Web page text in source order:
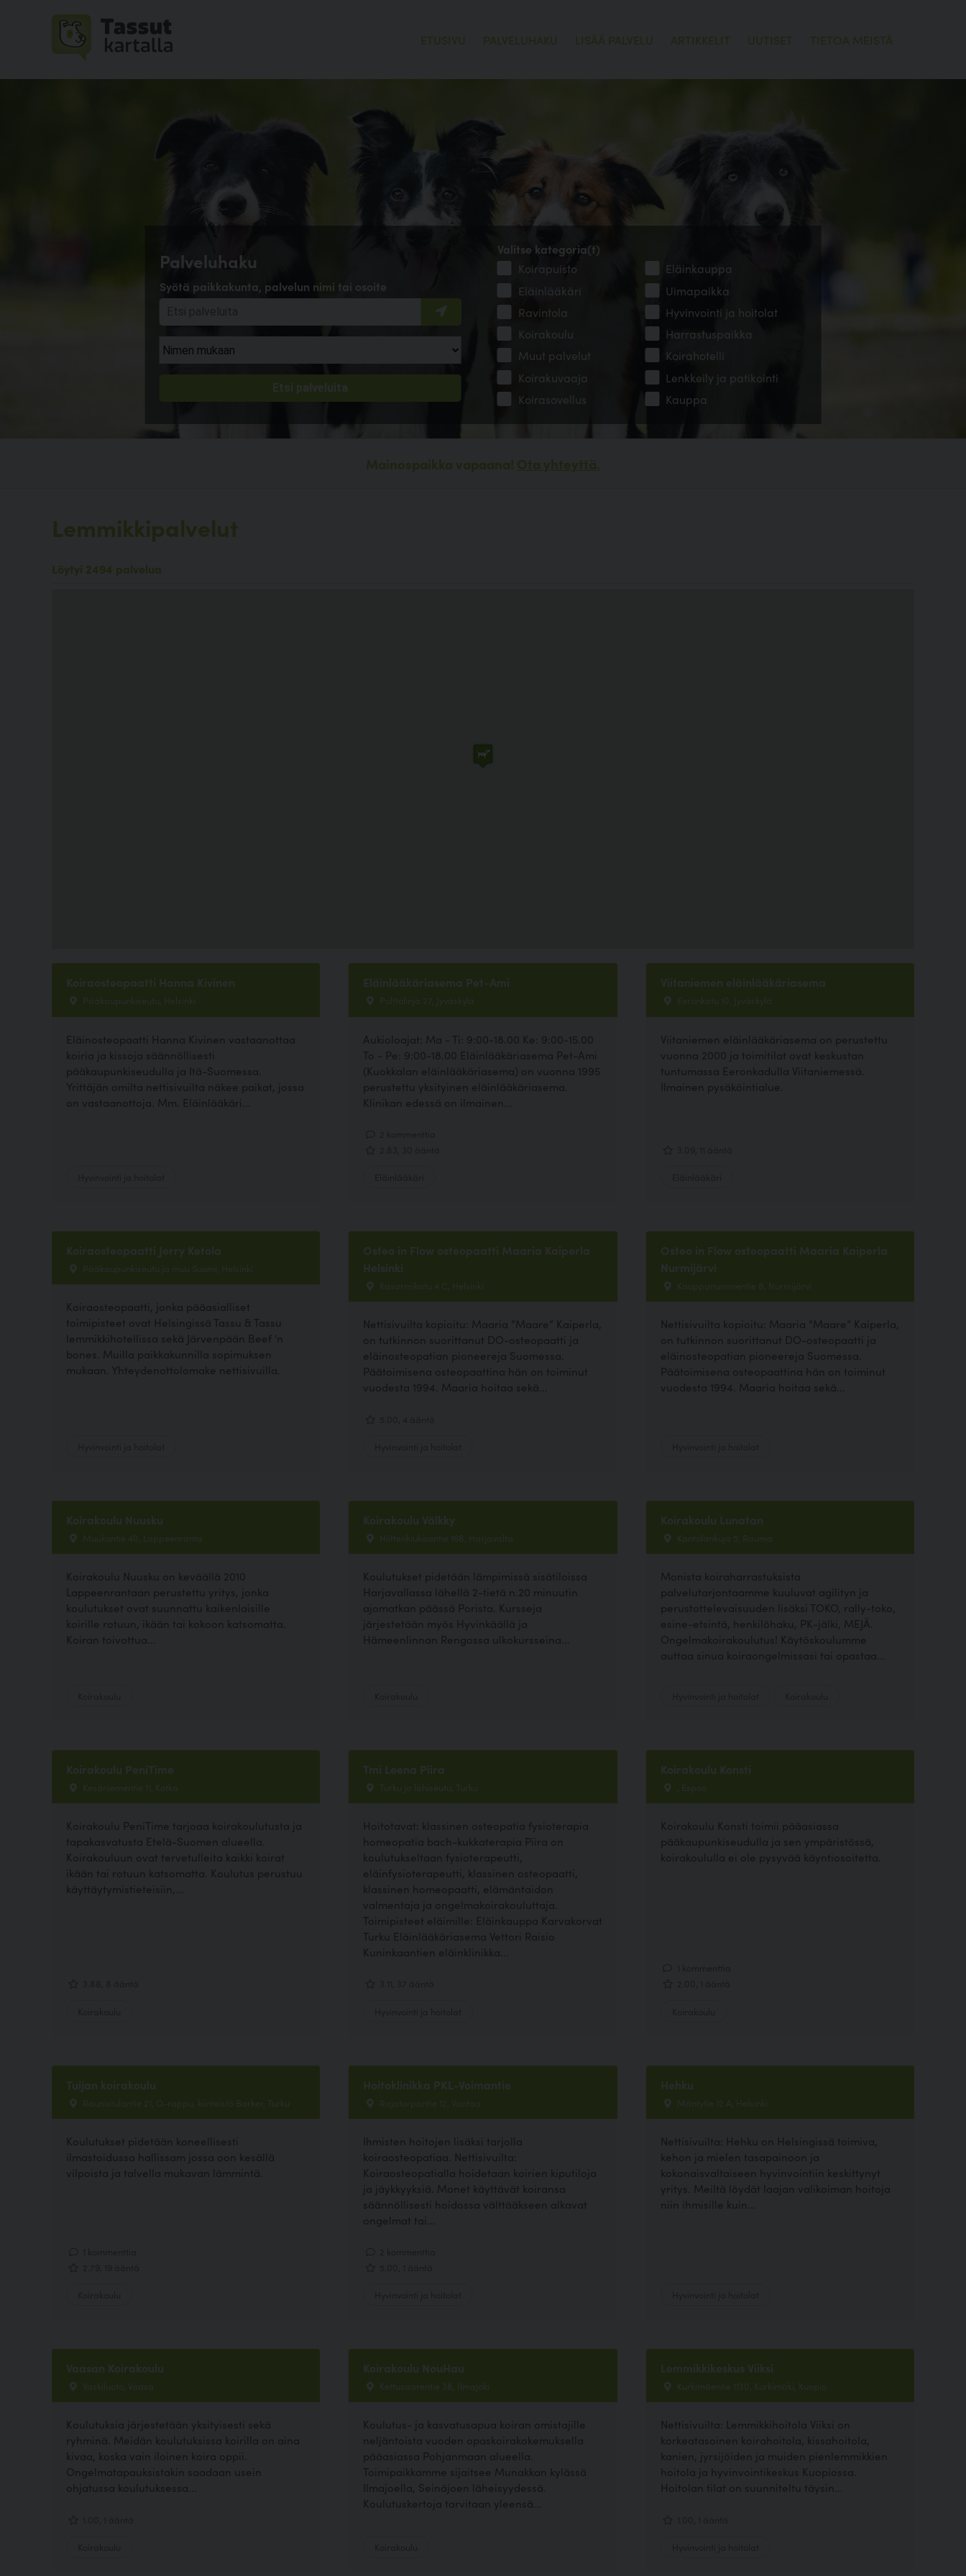
ETUSIVU PALVELUHAKU LISÄÄ PALVELU ARTIKKELIT UUTISET TIETOA MEISTÄ
Palveluhaku
Syötä paikkakunta, palvelun nimi tai osoite
Valitse kategoria(t)
Koirapuisto
Eläinkauppa
Eläinlääkäri
Uimapaikka
Ravintola
Hyvinvointi ja hoitolat
Koirakoulu
Harrastuspaikka
Muut palvelut
Koirahotelli
Koirakuvaaja
Lenkkeily ja patikointi
Koirasovellus
Kauppa
Mainospaikka vapaana! Ota yhteyttä.
Lemmikkipalvelut
Löytyi 2494 palvelua
Koiraosteopaatti Hanna Kivinen
Pääkaupunkiseutu, Helsinki
Eläinosteopaatti Hanna Kivinen vastaanottaa
koiria ja kissoja säännöllisesti
pääkaupunkiseudulla ja Itä-Suomessa.
Yrittäjän omilta nettisivuilta näkee paikat, jossa
on vastaanottoja. Mm. Eläinlääkäri...
Eläinlääkäriasema Pet-Ami
Polttolinja 27, Jyväskylä
Aukioloajat: Ma - Ti: 9:00-18.00 Ke: 9:00-15.00
To - Pe: 9:00-18.00 Eläinlääkäriasema Pet-Ami
(Kuokkalan eläinlääkäriasema) on vuonna 1995
perustettu yksityinen eläinlääkäriasema.
Klinikan edessä on ilmainen...
Viitaniemen eläinlääkäriasema
Eeronkatu 10, Jyväskylä
Viitaniemen eläinlääkäriasema on perustettu
vuonna 2000 ja toimitilat ovat keskustan
tuntumassa Eeronkadulla Viitaniemessä.
Ilmainen pysäköintialue.
Koiraosteopaatti Jerry Ketola
Pääkaupunkiseutu ja muu Suomi, Helsinki
Koiraosteopaatti, jonka pääasialliset
toimipisteet ovat Helsingissä Tassu & Tassu
lemmikkihotellissa sekä Järvenpään Beef 'n
bones. Muilla paikkakunnilla sopimuksen
mukaan. Yhteydenottolomake nettisivuilla.
Osteo in Flow osteopaatti Maaria Kaiperla
Helsinki
Kasarmikatu 4 C, Helsinki
Nettisivuilta kopioitu: Maaria ”Maare” Kaiperla,
on tutkinnon suorittanut DO-osteopaatti ja
eläinosteopatian pioneereja Suomessa.
Päätoimisena osteopaattina hän on toiminut
vuodesta 1994. Maaria hoitaa sekä...
Osteo in Flow osteopaatti Maaria Kaiperla
Nurmijärvi
Kauppanummentie 8, Nurmijärvi
Nettisivuilta kopioitu: Maaria ”Maare” Kaiperla,
on tutkinnon suorittanut DO-osteopaatti ja
eläinosteopatian pioneereja Suomessa.
Päätoimisena osteopaattina hän on toiminut
vuodesta 1994. Maaria hoitaa sekä...
Koirakoulu Nuusku
Muukontie 40, Lappeenranta
Koirakoulu Nuusku on keväällä 2010
Lappeenrantaan perustettu yritys, jonka
koulutukset ovat suunnattu kaikenlaisille
koirille rotuun, ikään tai kokoon katsomatta.
Koiran toivottua...
Koirakoulu Välkky
Hiittenkiukaantie 168, Harjavalta
Koulutukset pidetään lämpimissä sisätiloissa
Harjavallassa lähellä 2-tietä n.20 minuutin
ajomatkan päässä Porista. Kursseja
järjestetään myös Hyvinkäällä ja
Hämeenlinnan Rengossa ulkokursseina...
Koirakoulu Lunatan
Kantolankuja 5, Rauma
Monista koiraharrastuksista
palvelutarjontaamme kuuluvat agilityn ja
perustottelevaisuuden lisäksi TOKO, rally-toko,
esine-etsintä, henkilöhaku, PK-jälki, MEJÄ.
Ongelmakoirakoulutus! Käytöskoulumme
auttaa sinua koiraongelmissasi tai opastaa...
Koirakoulu PeniTime
Kesäniementie 11, Kotka
Koirakoulu PeniTime tarjoaa koirakoulutusta ja
tapakasvatusta Etelä-Suomen alueella.
Koirakouluun ovat tervetulleita kaikki koirat
ikään tai rotuun katsomatta. Koulutus perustuu
käyttäytymistieteisiin,...
Tmi Leena Piira
Turku ja lähiseutu, Turku
Hoitotavat: klassinen osteopatia fysioterapia
homeopatia bach-kukkaterapia Piira on
koulutukseltaan fysioterapeutti,
eläinfysioterapeutti, klassinen osteopaatti,
klassinen homeopaatti, elämäntaidon
valmentaja ja ongelmakoirakouluttaja.
Toimipisteet eläimille: Eläinkauppa Karvakorvat
Turku Eläinlääkäriasema Vettori Raisio
Kuninkaantien eläinklinikka...
Koirakoulu Konsti
, Espoo
Koirakoulu Konsti toimii pääasiassa
pääkaupunkiseudulla ja sen ympäristössä,
koirakoululla ei ole pysyvää käyntiosoitetta.
Tuijan koirakoulu
Raunistulantie 21, O-rappu, kiinteistö Barker, Turku
Koulutukset pidetään koneellisesti
ilmastoidussa hallissam jossa oon kesällä
vilpoista ja talvella mukavan lämmintä.
Hoitoklinikka PKL-Voimantie
Rajatorpantie 12, Vantaa
Ihmisten hoitojen lisäksi tarjolla
koiraosteopatiaa. Nettisivuilta:
Koiraosteopatialla hoidetaan koirien kiputiloja
ja jäykkyyksiä. Monet käyttävät koiransa
säännöllisesti hoidossa välttääkseen alkavat
ongelmat tai...
Hehku
Mäntytie 12 A, Helsinki
Nettisivuilta: Hehku on Helsingissä toimiva,
kehon ja mielen tasapainoon ja
kokonaisvaltaiseen hyvinvointiin keskittynyt
yritys. Meiltä löydät laajan valikoiman hoitoja
niin ihmisille kuin...
Vaasan Koirakoulu
Vaskiluoto, Vaasa
Koulutuksia järjestetään yksityisesti sekä
ryhminä. Meidän koulutuksissa koirilla on aina
kivaa, koska vain iloinen koira oppii.
Ongelmatapauksistakin saadaan usein
ohjatussa koulutuksessa...
Koirakoulu NouHau
Kettusaarentie 38, Ilmajoki
Koulutus- ja kasvatusapua koiran omistajille
neljäntoista vuoden opaskoirakokemuksella
pääasiassa Pohjanmaan alueella.
Toimipaikkamme sijaitsee Munakkan kylässä
Ilmajoella, Seinäjoen läheisyydessä.
Koulutuskertoja tarvitaan yleensä...
Lemmikkikeskus Viiksi
Kurkimäentie 1130, Kurkimäki, Kuopio
Nettisivuilta: Lemmikkihoitola Viiksi on
korkeatasoinen koirahoitola, kissahoitola,
kanien, jyrsijöiden ja muiden pienlemmikkien
hoitola ja hyvinvointikeskus Kuopiossa.
Hoitolan tilat on suunniteltu täysin...